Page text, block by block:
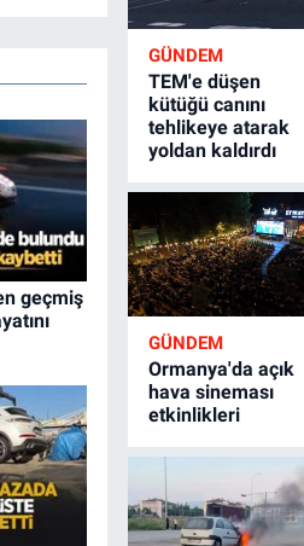
geçmiş
GÜNDEM
TEM'e düşen
kütüğü canını
tehlikeye atarak
yoldan kaldırdı
GÜNDEM
Ormanya'da açık
hava sineması
etkinlikleri